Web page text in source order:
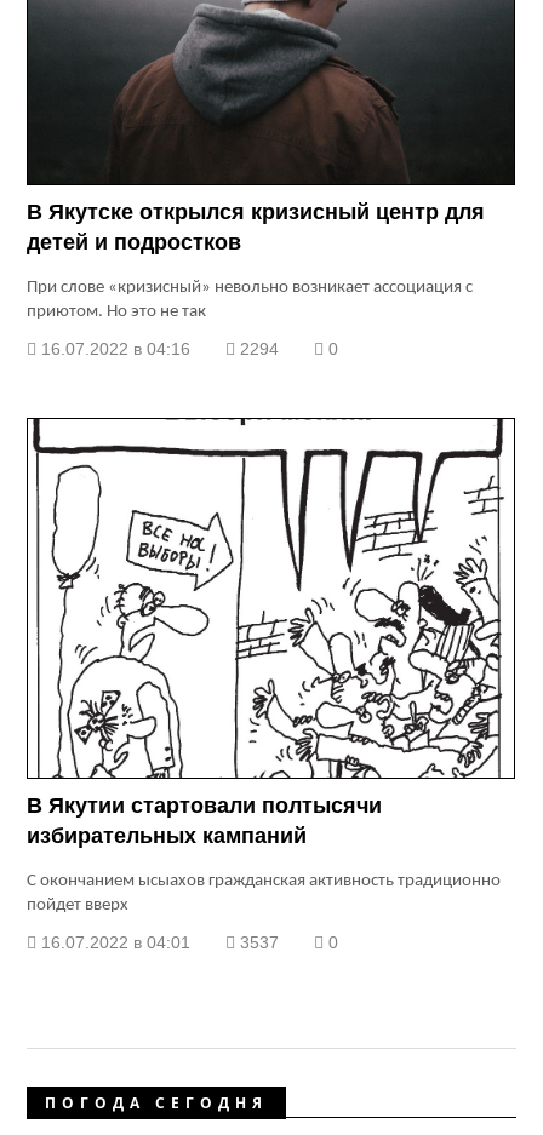
В Якутске открылся кризисный центр для
детей и подростков
При слове «кризисный» невольно возникает ассоциация с
приютом. Но это не так
16.07.2022 в 04:16 2294 0
В Якутии стартовали полтысячи
избирательных кампаний
С окончанием ысыахов гражданская активность традиционно
пойдет вверх
16.07.2022 в 04:01 3537 0
ПОГОДА СЕГОДНЯ